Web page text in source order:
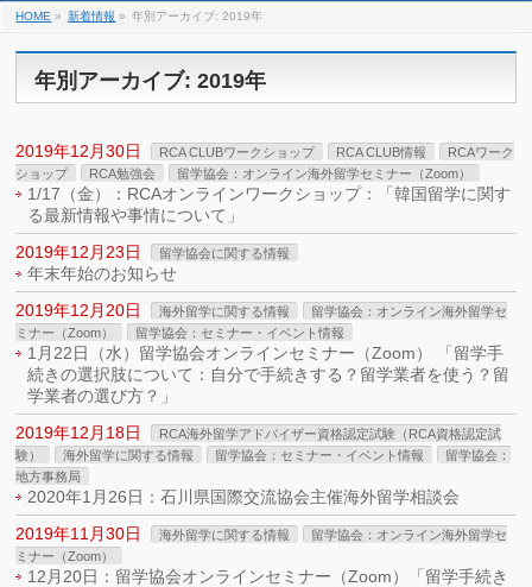
HOME » 新着情報 » 年別アーカイブ: 2019年
年別アーカイブ: 2019年
2019年12月30日 RCA CLUBワークショップ RCA CLUB情報
RCAワーク
ショップ
RCA勉強会 留学協会：オンライン海外留学セミナー（Zoom）
1/17（金）：RCAオンラインワークショップ：「韓国留学に関す
る最新情報や事情について」
2019年12月23日
留学協会に関する情報
年末年始のお知らせ
2019年12月20日
海外留学に関する情報
留学協会：オンライン海外留学セ
ミナー（Zoom）
留学協会：セミナー・イベント情報
1月22日（水）留学協会オンラインセミナー（Zoom） 「留学手
続きの選択肢について：自分で手続きする？留学業者を使う？留
学業者の選び方？」
2019年12月18日
RCA海外留学アドバイザー資格認定試験（RCA資格認定試
験）
海外留学に関する情報 留学協会：セミナー・イベント情報
留学協会：
地方事務局
2020年1月26日：石川県国際交流協会主催海外留学相談会
2019年11月30日
海外留学に関する情報
留学協会：オンライン海外留学セ
ミナー（Zoom）
12月20日：留学協会オンラインセミナー（Zoom）「留学手続き